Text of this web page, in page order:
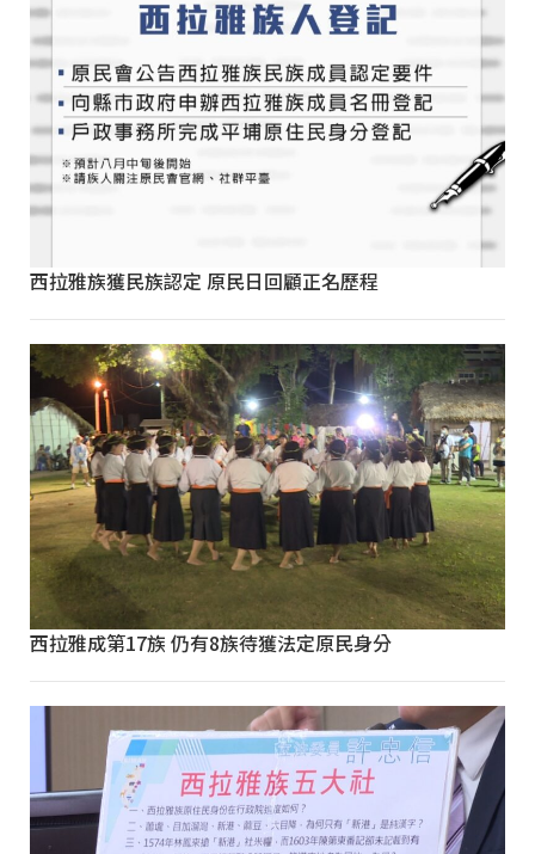
西拉雅族獲民族認定 原民日回顧正名歷程
西拉雅成第17族 仍有8族待獲法定原民身分